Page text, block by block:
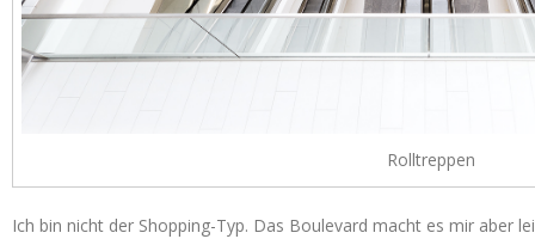
Rolltreppen
Ich bin nicht der Shopping-Typ. Das Boulevard macht es mir aber